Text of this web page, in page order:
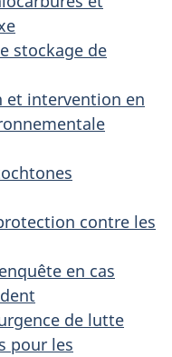
stockage de
et intervention en
contre les
en cas
de lutte
pour les